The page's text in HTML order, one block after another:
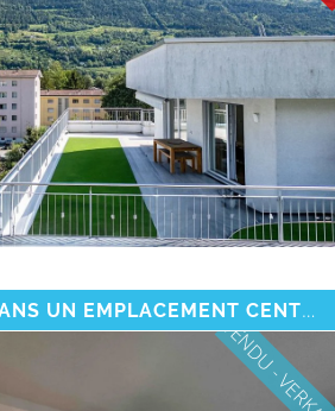
APPARTEMENT DANS UN EMPLACEMENT CENTRAL DE PREMIER CHOIX AVEC VUE SUR LES MONTAGNES.
VENDU -